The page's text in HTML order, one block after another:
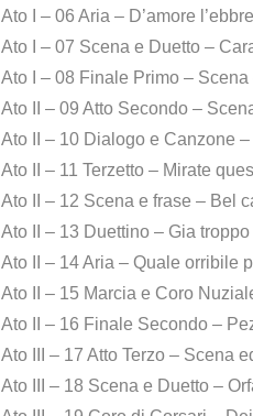
Ato I – 06 Aria – D’amore
Ato I – 07 Scena e Duetto –
Ato I – 08 Finale Primo –
Ato II – 09 Atto Secondo –
Ato II – 10 Dialogo e Canzone
Ato II – 11 Terzetto – Mirate
Ato II – 12 Scena e frase – Bel
Ato II – 13 Duettino – Gia
Ato II – 14 Aria – Quale orribile
Ato II – 15 Marcia e Coro
Ato II – 16 Finale Secondo –
Ato III – 17 Atto Terzo – Scena
Ato III – 18 Scena e Duetto –